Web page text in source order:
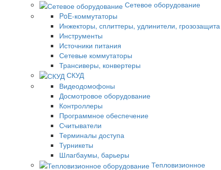
Сетевое оборудование
PoE-коммутаторы
Инжекторы, сплиттеры, удлинители, грозозащита
Инструменты
Источники питания
Сетевые коммутаторы
Трансиверы, конвертеры
СКУД
Видеодомофоны
Досмотровое оборудование
Контроллеры
Программное обеспечение
Считыватели
Терминалы доступа
Турникеты
Шлагбаумы, барьеры
Тепловизионное